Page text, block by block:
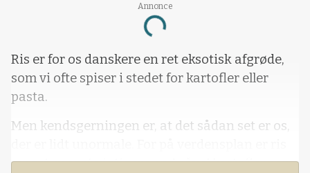
Annonce
Loading...
Ris er for os danskere en ret eksotisk afgrøde,
som vi ofte spiser i stedet for kartofler eller
pasta.
Men kendsgerningen er, at det sådan set er os,
meget, meget vigtigere end såvel kartofler som